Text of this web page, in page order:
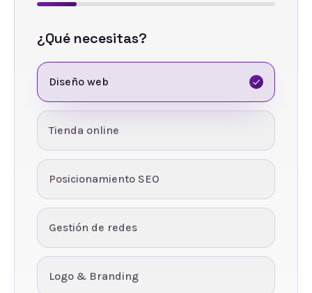
¿Qué necesitas?
Diseño web
Tienda online
Posicionamiento SEO
Gestión de redes
Logo & Branding